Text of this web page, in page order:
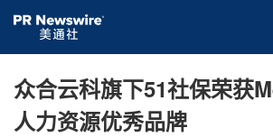
众合云科旗下51社保荣获
人力资源优秀品牌